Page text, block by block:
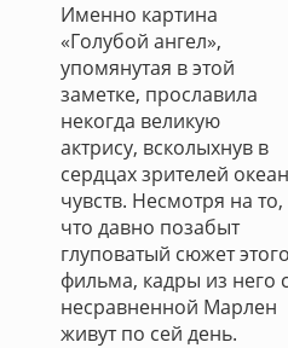
Именно картина
«Голубой ангел»,
упомянутая в этой
заметке, прославила
некогда великую
актрису, всколыхнув в
сердцах зрителей океан
чувств. Несмотря на то,
что давно позабыт
глуповатый сюжет этого
фильма, кадры из него с
несравненной Марлен
живут по сей день.